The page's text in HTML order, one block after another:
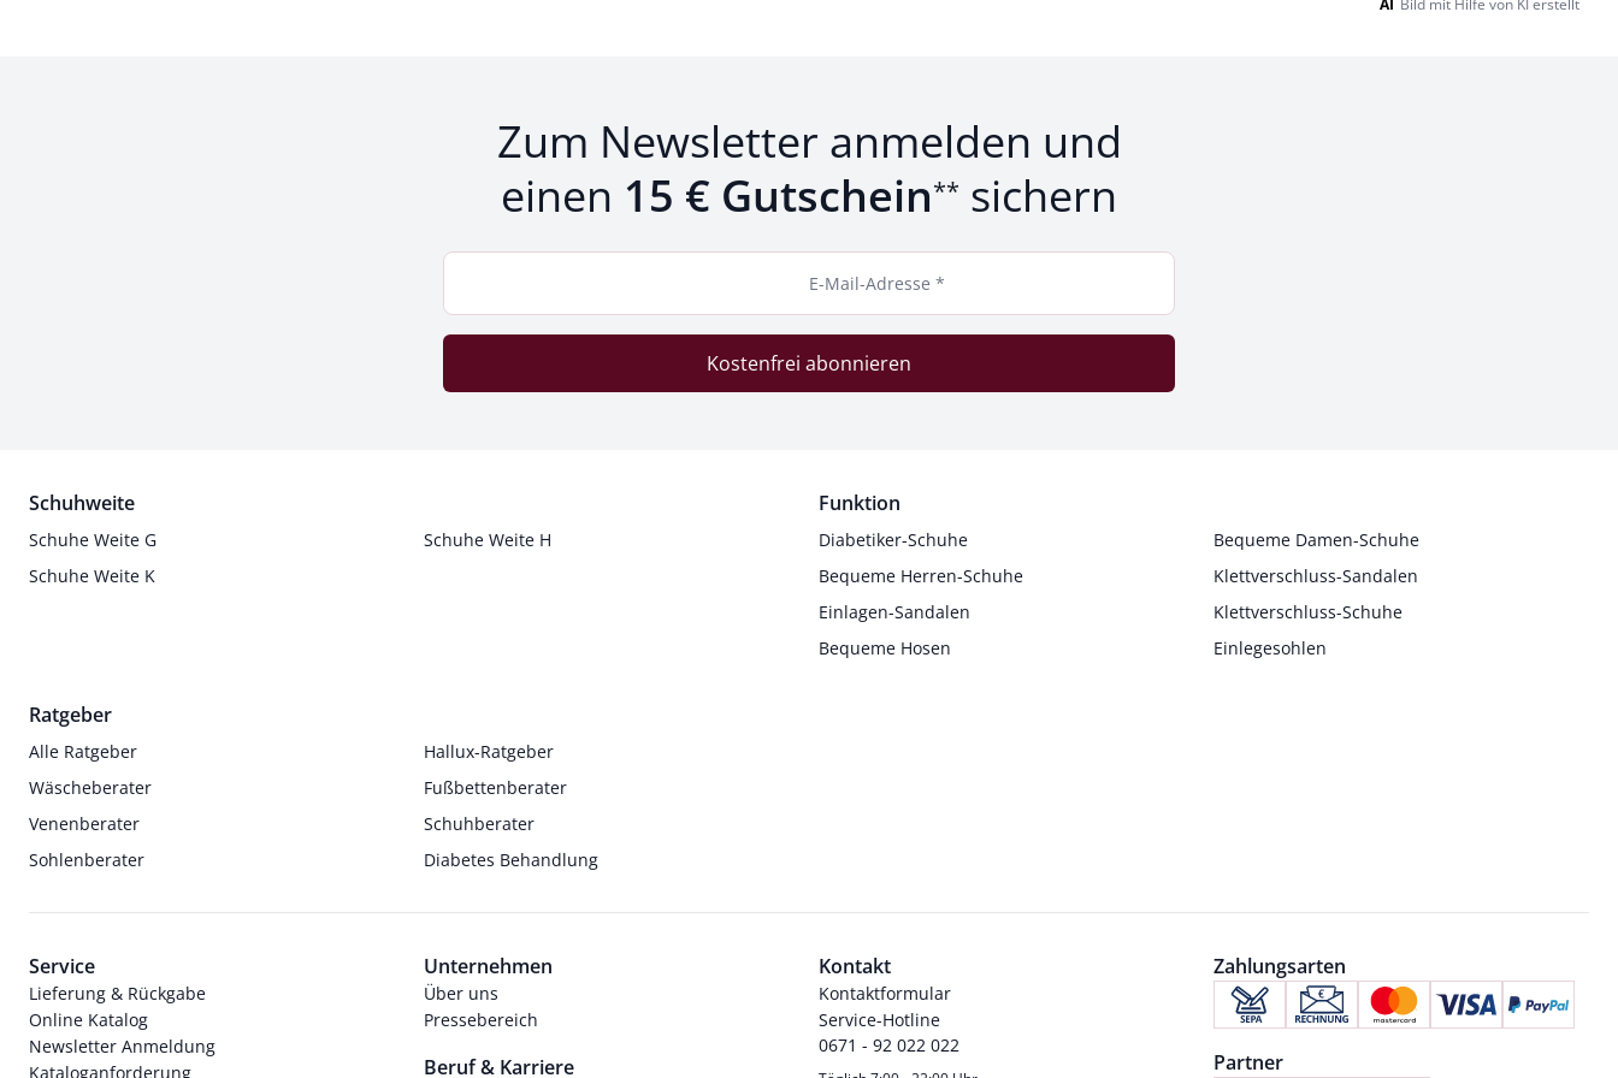
Zum Newsletter anmelden und
einen 15 € Gutschein** sichern
E-Mail-Adresse *
Kostenfrei abonnieren
Schuhweite
Schuhe Weite G
Schuhe Weite H
Schuhe Weite K
Funktion
Diabetiker-Schuhe
Bequeme Damen-Schuhe
Bequeme Herren-Schuhe
Klettverschluss-Sandalen
Einlagen-Sandalen
Klettverschluss-Schuhe
Bequeme Hosen
Einlegesohlen
Ratgeber
Alle Ratgeber
Hallux-Ratgeber
Wäscheberater
Fußbettenberater
Venenberater
Schuhberater
Sohlenberater
Diabetes Behandlung
Service
Lieferung & Rückgabe
Online Katalog
Newsletter Anmeldung
Kataloganforderung
Unternehmen
Über uns
Pressebereich
Beruf & Karriere
Kontakt
Kontaktformular
Service-Hotline
0671 - 92 022 022
Zahlungsarten
Partner